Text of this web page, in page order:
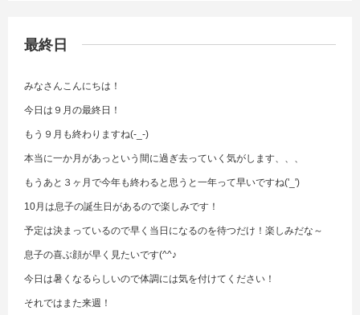
最終日
みなさんこんにちは！
今日は９月の最終日！
もう９月も終わりますね(-_-)
本当に一か月があっという間に過ぎ去っていく気がします、、、
もうあと３ヶ月で今年も終わると思うと一年って早いですね('_')
10月は息子の誕生日があるので楽しみです！
予定は決まっているので早く当日になるのを待つだけ！楽しみだな～
息子の喜ぶ顔が早く見たいです(^^♪
今日は暑くなるらしいので体調には気を付けてください！
それではまた来週！